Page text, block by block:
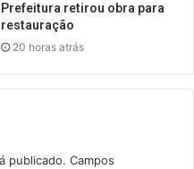
Prefeitura retirou obra para
restauração
20 horas atrás
publicado. Campos